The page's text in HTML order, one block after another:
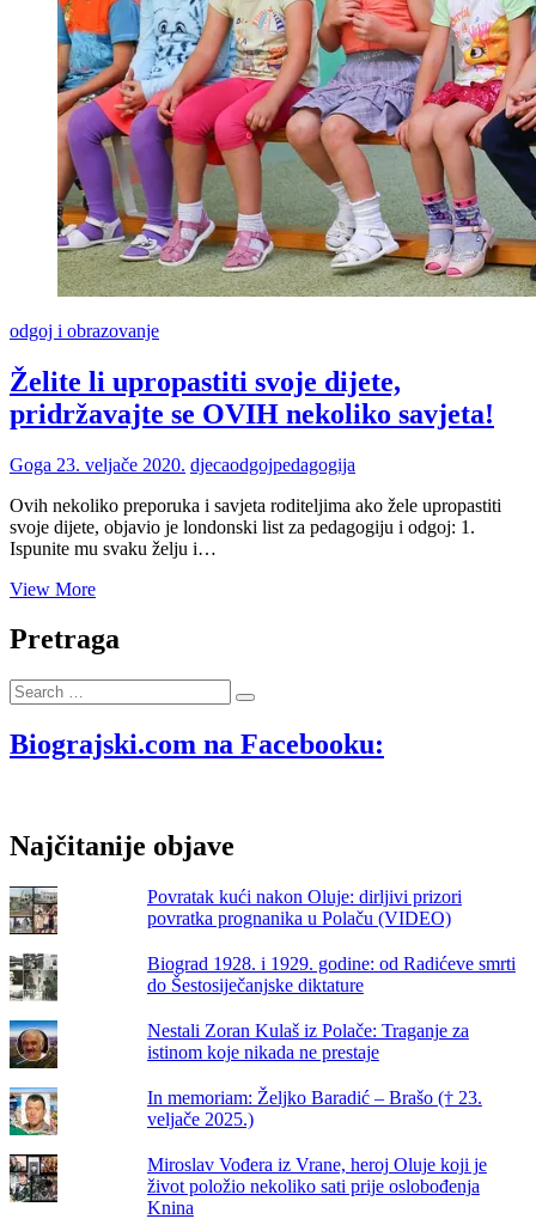
odgoj i obrazovanje
Želite li upropastiti svoje dijete,
pridržavajte se OVIH nekoliko savjeta!
Goga 23. veljače 2020. djecaodgojpedagogija
Ovih nekoliko preporuka i savjeta roditeljima ako žele upropastiti
svoje dijete, objavio je londonski list za pedagogiju i odgoj: 1.
Ispunite mu svaku želju i…
View MoreŽelite
upropastiti
svoje
OVIH
nekoliko
Pretraga
Search
…
Biograjski.com na Facebooku:
Najčitanije objave
Povratak kući nakon Oluje: dirljivi prizori
povratka prognanika u Polaču (VIDEO)
Biograd 1928. i 1929. godine: od Radićeve smrti
do Šestosiječanjske diktature
Nestali Zoran Kulaš iz Polače: Traganje za
istinom koje nikada ne prestaje
In memoriam: Željko Baradić – Brašo († 23.
veljače 2025.)
Miroslav Vođera iz Vrane, heroj Oluje koji je
život položio nekoliko sati prije oslobođenja
Knina